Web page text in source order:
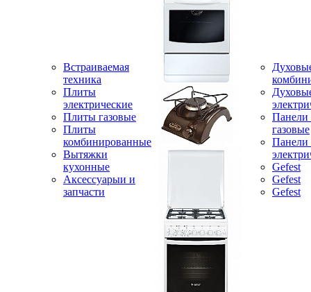
Встраиваемая
техника
Плиты
электрические
Плиты газовые
Плиты
комбинированные
Вытяжки
кухонные
Аксессуарыи и
запчасти
Панели
газовые
Панели
Gefest
Gefest
Gefest